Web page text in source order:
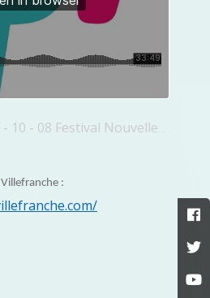
- 08 Festival Nouvelles Voix Juliette Lassard
: